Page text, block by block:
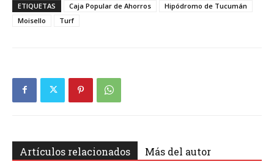
ETIQUETAS Caja Popular de Ahorros
Hipódromo de Tucumán
Moisello
Turf
Artículos relacionados Más del autor